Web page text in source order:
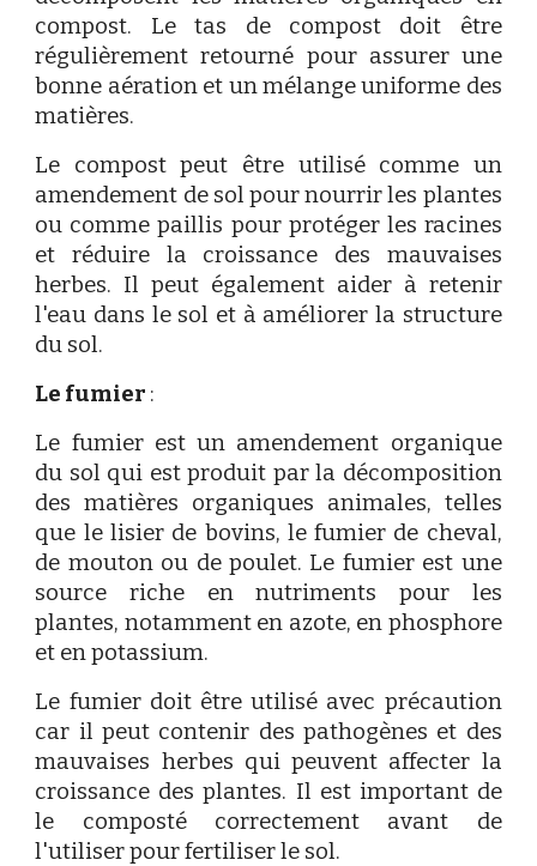
compost. Le tas de compost doit être
régulièrement retourné pour assurer une
bonne aération et un mélange uniforme des
matières.
Le compost peut être utilisé comme un
amendement de sol pour nourrir les plantes
ou comme paillis pour protéger les racines
et réduire la croissance des mauvaises
herbes. Il peut également aider à retenir
l'eau dans le sol et à améliorer la structure
du sol.
Le fumier :
Le fumier est un amendement organique
du sol qui est produit par la décomposition
des matières organiques animales, telles
que le lisier de bovins, le fumier de cheval,
de mouton ou de poulet. Le fumier est une
source riche en nutriments pour les
plantes, notamment en azote, en phosphore
et en potassium.
Le fumier doit être utilisé avec précaution
car il peut contenir des pathogènes et des
mauvaises herbes qui peuvent affecter la
croissance des plantes. Il est important de
le composté correctement avant de
l'utiliser pour fertiliser le sol.